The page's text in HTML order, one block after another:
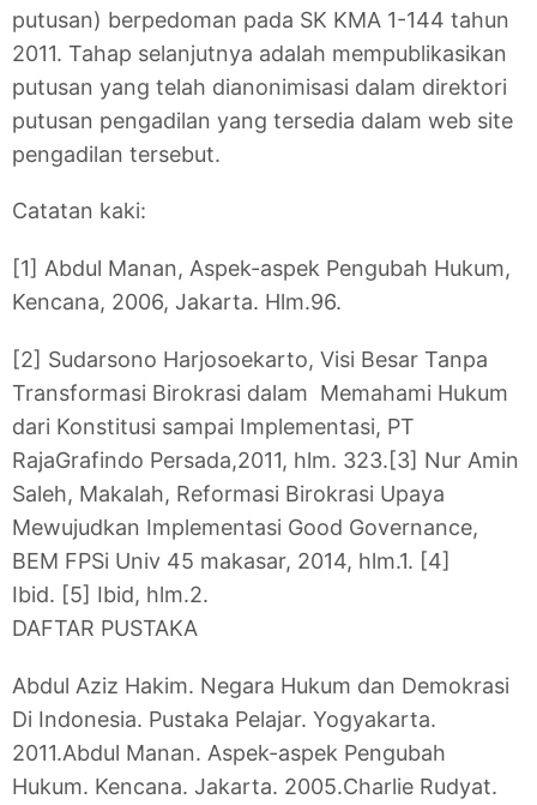
putusan) berpedoman pada SK KMA 1-144 tahun
2011. Tahap selanjutnya adalah mempublikasikan
putusan yang telah dianonimisasi dalam direktori
putusan pengadilan yang tersedia dalam web site
pengadilan tersebut.
Catatan kaki:
[1] Abdul Manan, Aspek-aspek Pengubah Hukum,
Kencana, 2006, Jakarta. Hlm.96.
[2] Sudarsono Harjosoekarto, Visi Besar Tanpa
Transformasi Birokrasi dalam Memahami Hukum
dari Konstitusi sampai Implementasi, PT
RajaGrafindo Persada,2011, hlm. 323.[3] Nur Amin
Saleh, Makalah, Reformasi Birokrasi Upaya
Mewujudkan Implementasi Good Governance,
BEM FPSi Univ 45 makasar, 2014, hlm.1. [4]
Ibid. [5] Ibid, hlm.2.
DAFTAR PUSTAKA
Abdul Aziz Hakim. Negara Hukum dan Demokrasi
Di Indonesia. Pustaka Pelajar. Yogyakarta.
2011.Abdul Manan. Aspek-aspek Pengubah
Hukum. Kencana. Jakarta. 2005.Charlie Rudyat.